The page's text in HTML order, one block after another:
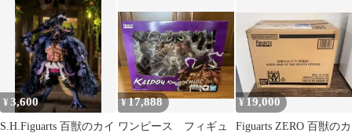
¥3,600
S.H.Figuarts 百獣のカイ
¥17,888
ワンピース フィギュ
¥ 19,000
Figuarts ZERO 百獣のカ